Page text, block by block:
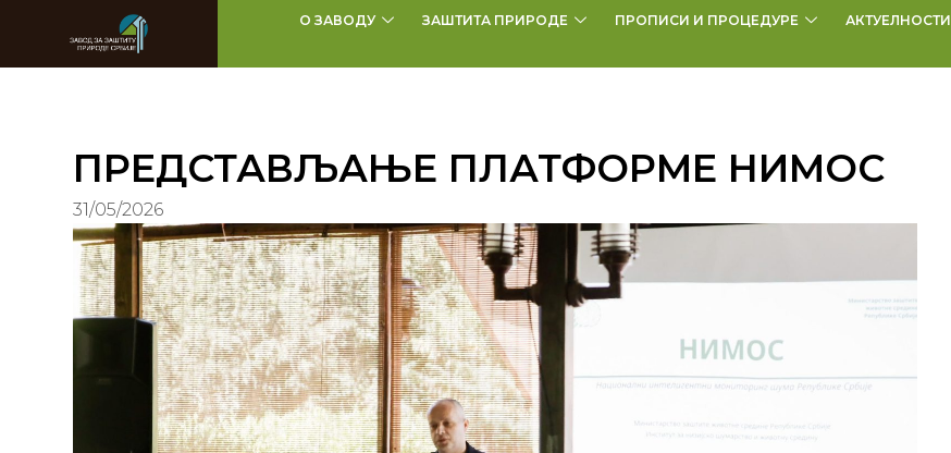
О ЗАВОДУ ЗАШТИТА ПРИРОДЕ ПРОПИСИ И ПРОЦЕДУРЕ АКТУЕЛНОСТИ
ПРЕДСТАВЉАЊЕ ПЛАТФОРМЕ НИМОС
31/05/2026